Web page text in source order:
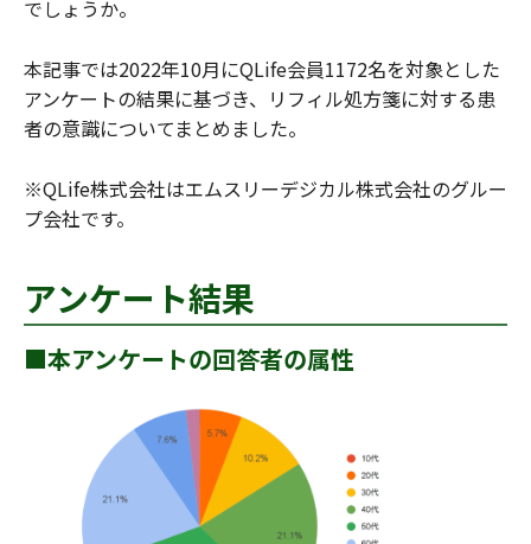
でしょうか。
本記事では2022年10月にQLife会員1172名を対象とした
アンケートの結果に基づき、リフィル処方箋に対する患
者の意識についてまとめました。
※QLife株式会社はエムスリーデジカル株式会社のグルー
プ会社です。
アンケート結果
■本アンケートの回答者の属性